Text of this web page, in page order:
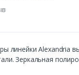
линейки Alexandria
Зеркальная